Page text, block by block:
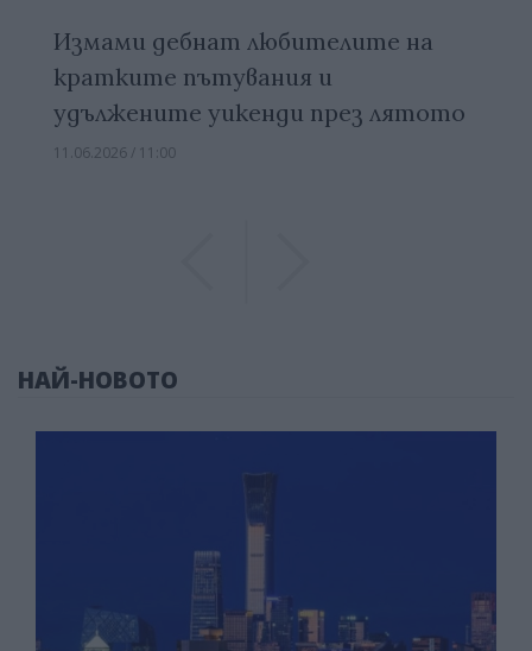
Измами дебнат любителите на
кратките пътувания и
удължените уикенди през лятото
11.06.2026 / 11:00
НАЙ-НОВОТО